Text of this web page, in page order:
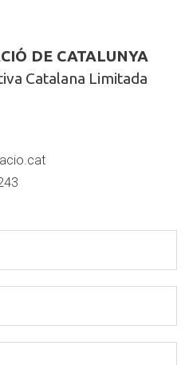
DE CATALUNYA
Catalana Limitada